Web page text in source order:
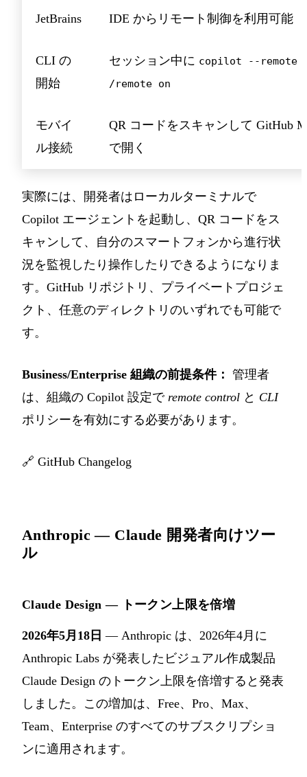
JetBrains IDE からリモート制御を利用可能
CLI の
開始
セッション中に copilot --remote
/remote on
モバイ
ル接続
QR コードをスキャンして GitHub
で開く
実際には、開発者はローカルターミナルで
Copilot エージェントを起動し、QR コードをス
キャンして、自分のスマートフォンから進行状
況を監視したり操作したりできるようになりま
す。GitHub リポジトリ、プライベートプロジェ
クト、任意のディレクトリのいずれでも可能で
す。
Business/Enterprise 組織の前提条件： 管理者
は、組織の Copilot 設定で remote control と CLI
ポリシーを有効にする必要があります。
🔗 GitHub Changelog
Anthropic — Claude 開発者向けツー
ル
Claude Design — トークン上限を倍増
2026年5月18日 — Anthropic は、2026年4月に
Anthropic Labs が発表したビジュアル作成製品
Claude Design のトークン上限を倍増すると発表
しました。この増加は、Free、Pro、Max、
Team、Enterprise のすべてのサブスクリプショ
ンに適用されます。